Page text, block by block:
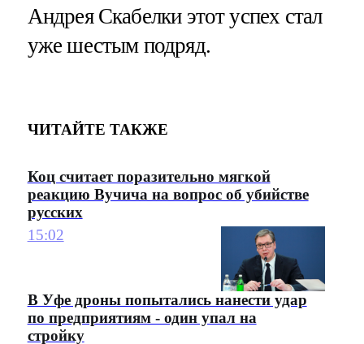
Андрея Скабелки этот успех стал
уже шестым подряд.
ЧИТАЙТЕ ТАКЖЕ
Коц считает поразительно мягкой
реакцию Вучича на вопрос об убийстве
русских
15:02
В Уфе дроны попытались нанести удар
по предприятиям - один упал на
стройку